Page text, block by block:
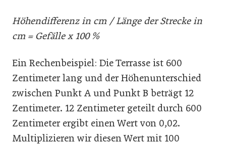
Höhendifferenz in cm / Länge der Strecke in
cm = Gefälle x 100 %
Ein Rechenbeispiel: Die Terrasse ist 600
Zentimeter lang und der Höhenunterschied
zwischen Punkt A und Punkt B beträgt 12
Zentimeter. 12 Zentimeter geteilt durch 600
Zentimeter ergibt einen Wert von 0,02.
Multiplizieren wir diesen Wert mit 100